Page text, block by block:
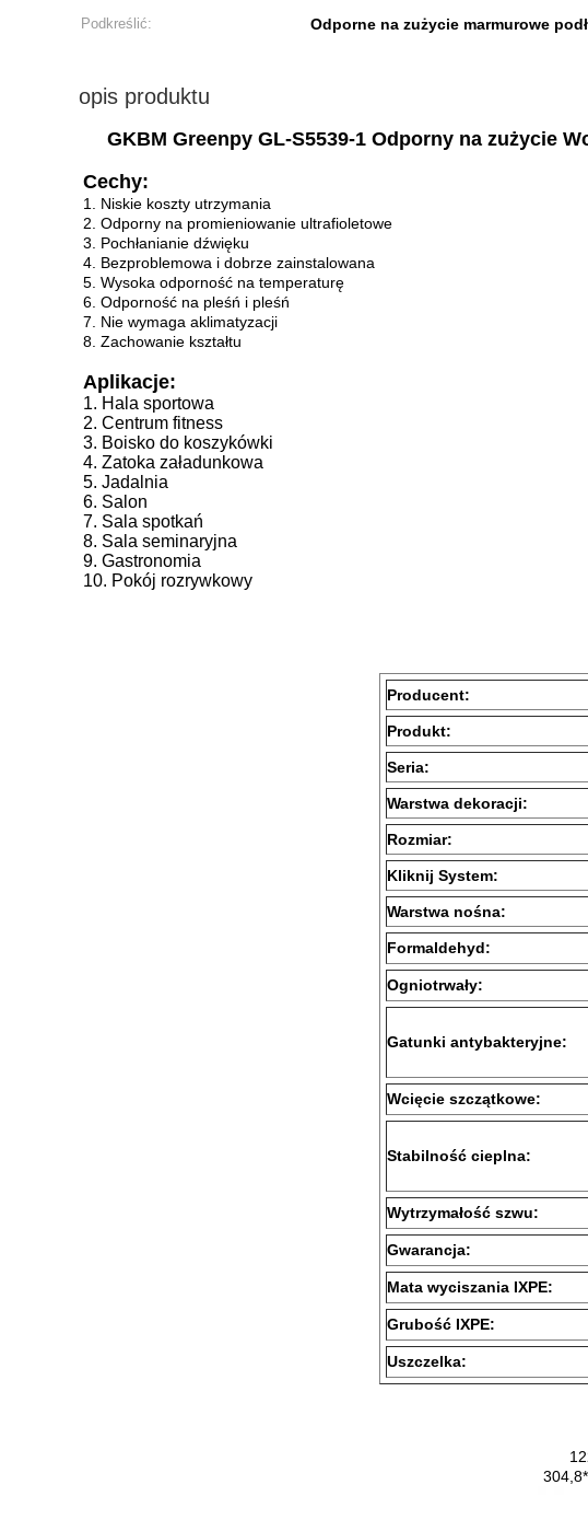
Podkreślić:
Odporne na zużycie marmurowe
opis produktu
GKBM Greenpy GL-S5539-1 Odporny na zużycie
Cechy:
1. Niskie koszty utrzymania
2. Odporny na promieniowanie ultrafioletowe
3. Pochłanianie dźwięku
4. Bezproblemowa i dobrze zainstalowana
5. Wysoka odporność na temperaturę
6. Odporność na pleśń i pleśń
7. Nie wymaga aklimatyzacji
8. Zachowanie kształtu
Aplikacje:
1. Hala sportowa
2. Centrum fitness
3. Boisko do koszykówki
4. Zatoka załadunkowa
5. Jadalnia
6. Salon
7. Sala spotkań
8. Sala seminaryjna
9. Gastronomia
10. Pokój rozrywkowy
Producent:
Produkt:
Seria:
Warstwa dekoracji:
Rozmiar:
Kliknij System:
Warstwa nośna:
Formaldehyd:
Ogniotrwały:
Gatunki antybakteryjne:
Wcięcie szczątkowe:
Stabilność cieplna:
Wytrzymałość szwu:
Gwarancja:
Mata wyciszania IXPE:
Grubość IXPE:
Uszczelka: